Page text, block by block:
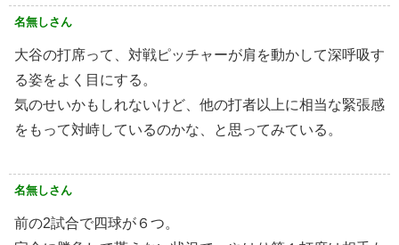
名無しさん
大谷の打席って、対戦ピッチャーが肩を動かして深呼吸す
る姿をよく目にする。
気のせいかもしれないけど、他の打者以上に相当な緊張感
をもって対峙しているのかな、と思ってみている。
名無しさん
前の2試合で四球が６つ。